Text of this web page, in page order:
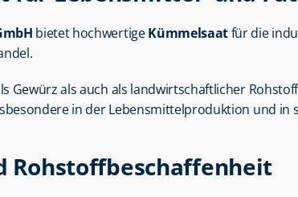
bietet hochwertige Kümmelsaat für die
Gewürz als auch als landwirtschaftlicher
in der Lebensmittelproduktion und in
Rohstoffbeschaffenheit